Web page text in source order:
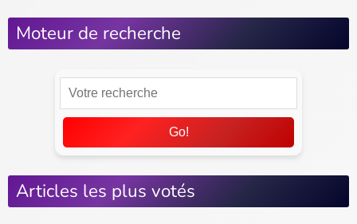
Moteur de recherche
Go!
Articles les plus votés